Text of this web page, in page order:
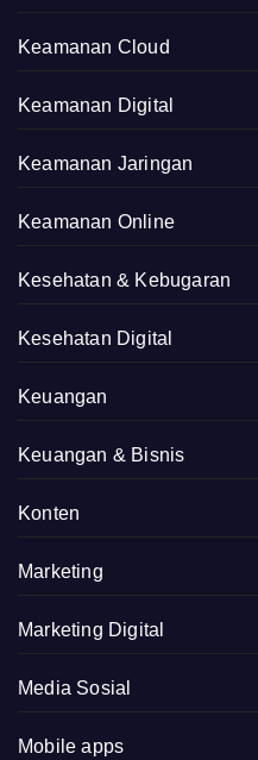
Keamanan Cloud
Keamanan Digital
Keamanan Jaringan
Keamanan Online
Kesehatan & Kebugaran
Kesehatan Digital
Keuangan
Keuangan & Bisnis
Konten
Marketing
Marketing Digital
Media Sosial
Mobile apps